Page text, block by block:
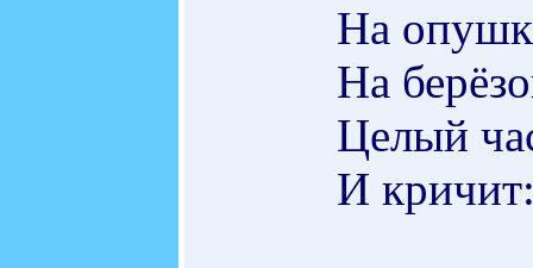
На
На
Целый
И